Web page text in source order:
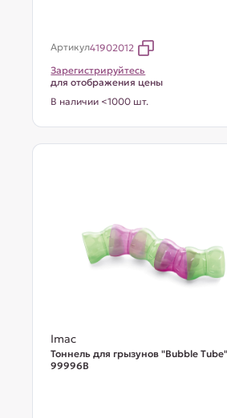
Артикул41902012
Зарегистрируйтесь
для отображения цены
В наличии <1000 шт.
Imac
Тоннель для грызунов "Bubble
99996В